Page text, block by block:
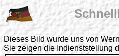
Dieses Bild wurde uns von
Sie zeigen die Indienststellung